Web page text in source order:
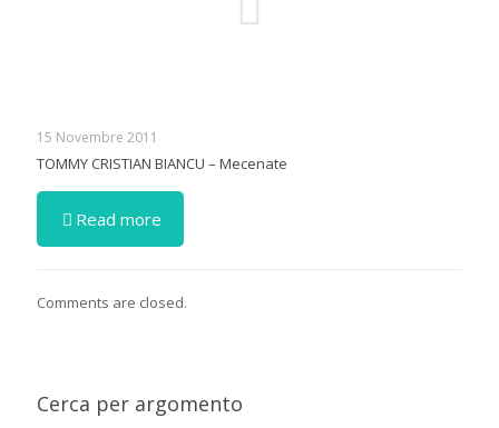
15 Novembre 2011
TOMMY CRISTIAN BIANCU – Mecenate
Read more
Comments are closed.
Cerca per argomento